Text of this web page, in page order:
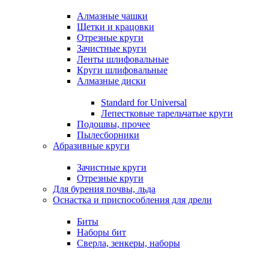
Алмазные чашки
Щетки и крацовки
Отрезные круги
Зачистные круги
Ленты шлифовальные
Круги шлифовальные
Алмазные диски
Standard for Universal
Лепестковые тарельчатые круги
Подошвы, прочее
Пылесборники
Абразивные круги
Зачистные круги
Отрезные круги
Для бурения почвы, льда
Оснастка и приспособления для дрели
Биты
Наборы бит
Сверла, зенкеры, наборы